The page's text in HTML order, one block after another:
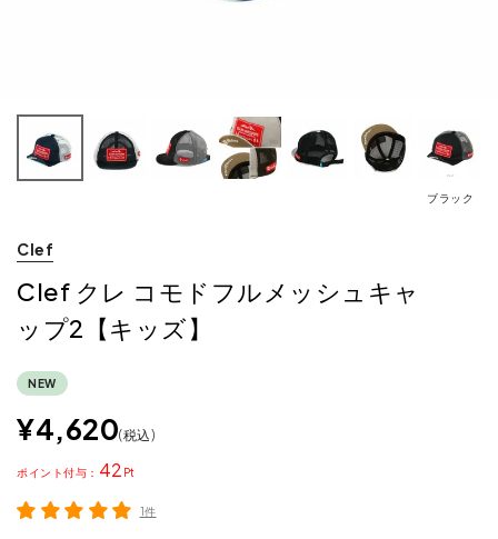
ブラック
Clef
Clef クレ コモドフルメッシュキャ
ップ2【キッズ】
NEW
¥4,620 税込
42
ポイント
1件